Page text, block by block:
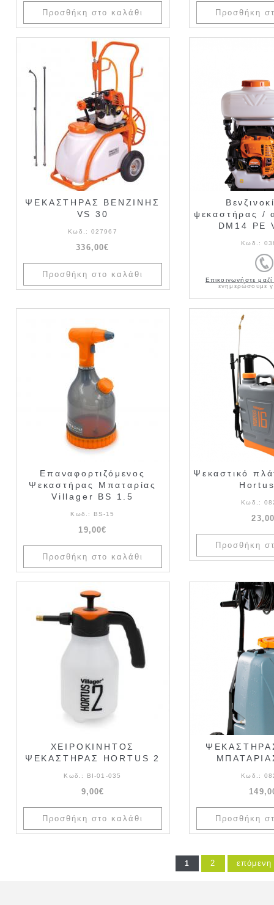
ΨΕΚΑΣΤΗΡΑΣ ΒΕΝΖΙΝΗΣ
VS 30
Κωδ.: 027967
336,00€
ψεκαστήρας /
DM14 PE
Κωδ.:
Επικοινωνήστε
ενημερώσουμε
Επαναφορτιζόμενος
Ψεκαστήρας Μπαταρίας
Villager BS 1.5
Κωδ.: BS-15
19,00€
Ψεκαστικό
Κωδ.:
ΧΕΙΡΟΚΙΝΗΤΟΣ
ΨΕΚΑΣΤΗΡΑΣ HORTUS 2
Κωδ.: ΒΙ-01-035
9,00€
Κωδ.:
1 2 επόμενη